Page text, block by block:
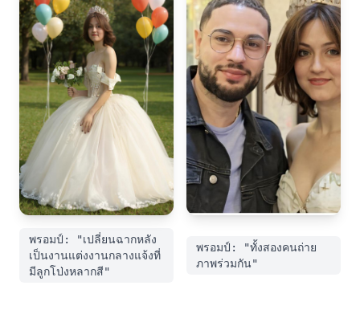
พรอมป์: "เปลี่ยนฉากหลัง
เป็นงานแต่งงานกลางแจ้งที่
มีลูกโป่งหลากสี"
พรอมป์: "ทั้งสองคนถ่าย
ภาพร่วมกัน"